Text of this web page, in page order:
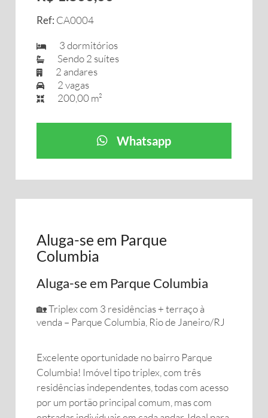
Ref: CA0004
3 dormitórios
Sendo 2 suítes
2 andares
2 vagas
200,00 m²
Whatsapp
Aluga-se em Parque
Columbia
Aluga-se em Parque Columbia
🏡 Triplex com 3 residências + terraço à
venda – Parque Columbia, Rio de Janeiro/RJ
Excelente oportunidade no bairro Parque
Columbia! Imóvel tipo triplex, com três
residências independentes, todas com acesso
por um portão principal comum, mas com